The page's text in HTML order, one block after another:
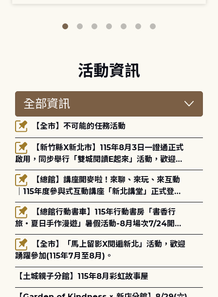
活動資訊
【全市】不可能的任務活動
啟用，同步舉行「雙城閱讀E起來」活動，歡迎踴
躍參加(115年8月3日至10月4日)。
｜115年度參與式互動講座「新北講堂」正式登
場！
旅・夏日手作漫遊」暑假活動-8月場次7/24開始
報名
踴躍參加(115年7月至8月)。
【土城親子分館】115年8月彩虹故事屋